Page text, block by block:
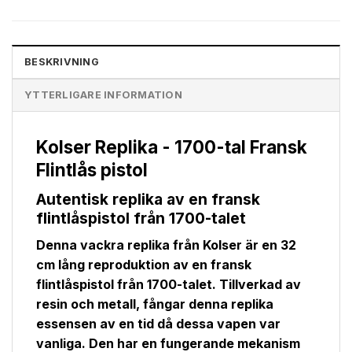
BESKRIVNING
YTTERLIGARE INFORMATION
Kolser Replika - 1700-tal Fransk
Flintlås pistol
Autentisk replika av en fransk
flintlåspistol från 1700-talet
Denna vackra replika från Kolser är en 32
cm lång reproduktion av en fransk
flintlåspistol från 1700-talet. Tillverkad av
resin och metall, fångar denna replika
essensen av en tid då dessa vapen var
vanliga. Den har en fungerande mekanism